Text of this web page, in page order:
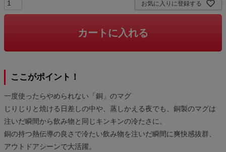
お気に入りに登録する
カートに入れる
ここがポイント！
一度使ったらやめられない「銅」のマグ
じりじりと焼ける日差しの中や、蒸しかえる夜でも、銅製のマグは
注いだ瞬間から飲み物と同じキンキンの冷たさに。
銅の持つ熱伝導の良さで冷たい飲み物を注いだ瞬間に爽快感抜群、
アウトドアシーンで大活躍。